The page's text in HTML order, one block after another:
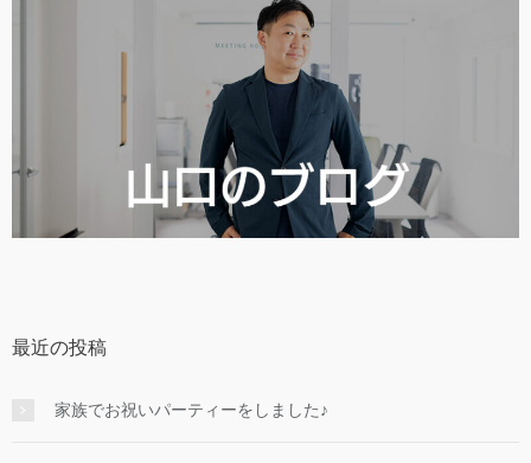
最近の投稿
家族でお祝いパーティーをしました♪